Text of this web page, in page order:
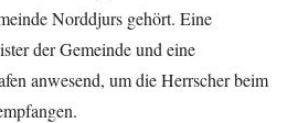
Norddjurs gehört. Eine
der Gemeinde und eine
anwesend, um die Herrscher beim